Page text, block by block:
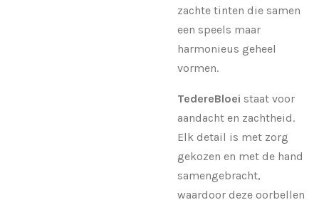
zachte tinten die samen
een speels maar
harmonieus geheel
vormen.
TedereBloei staat voor
aandacht en zachtheid.
Elk detail is met zorg
gekozen en met de hand
samengebracht,
waardoor deze oorbellen